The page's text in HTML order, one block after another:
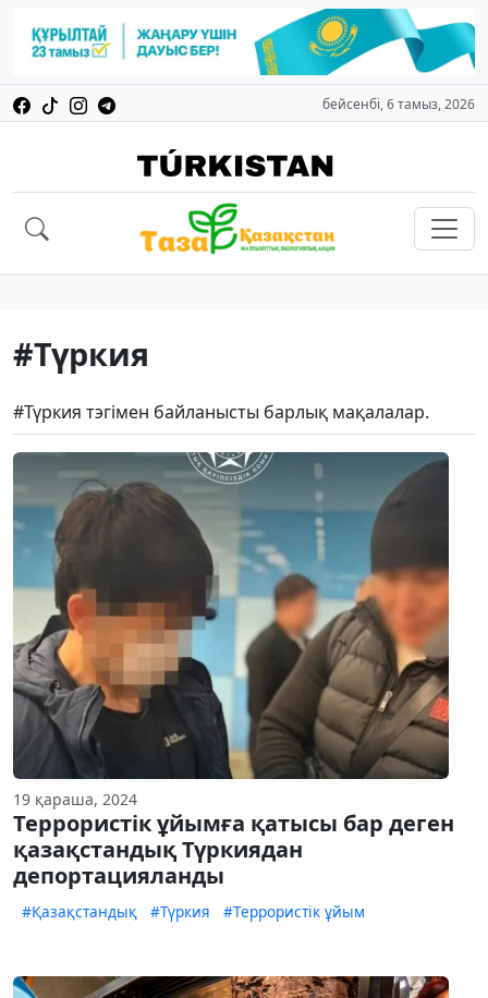
бейсенбі, 6 тамыз, 2026
#Түркия
#Түркия тэгімен байланысты барлық мақалалар.
19 қараша, 2024
Террористік ұйымға қатысы бар деген
қазақстандық Түркиядан
депортацияланды
#Қазақстандық #Түркия #Террористік ұйым